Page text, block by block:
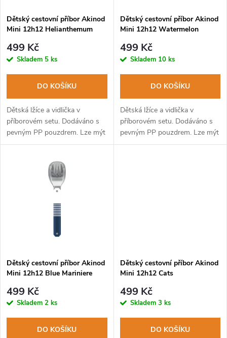
p
r
o
d
u
s
p
r
d
u
Dětský cestovní příbor Akinod
Mini 12h12 Helianthemum
499 Kč
Skladem 5 ks
DO KOŠÍKU
Dětská lžíce a vidlička v
příborovém setu. Dodáváno s
pevným PP pouzdrem. Lze mýt
v myčce na nádobí.
Dětský cestovní příbor Akinod
Mini 12h12 Watermelon
499 Kč
Skladem 10 ks
DO KOŠÍKU
Dětská lžíce a vidlička v
příborovém setu. Dodáváno s
pevným PP pouzdrem. Lze mýt
v myčce na nádobí.
Dětský cestovní příbor Akinod
Mini 12h12 Blue Mariniere
499 Kč
Skladem 2 ks
DO KOŠÍKU
Dětský cestovní příbor Akinod
Mini 12h12 Cats
499 Kč
Skladem 3 ks
DO KOŠÍKU